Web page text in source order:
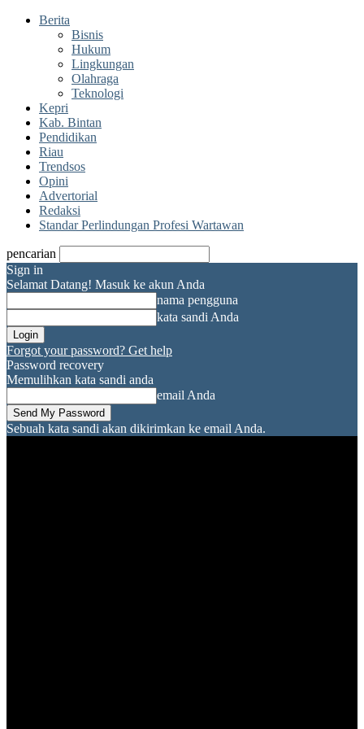
Berita
Bisnis
Hukum
Lingkungan
Olahraga
Teknologi
Kepri
Kab. Bintan
Pendidikan
Riau
Trendsos
Opini
Advertorial
Redaksi
Standar Perlindungan Profesi Wartawan
pencarian
Sign in
Selamat Datang! Masuk ke akun Anda
nama pengguna
kata sandi Anda
Forgot your password? Get help
Password recovery
Memulihkan kata sandi anda
email Anda
Sebuah kata sandi akan dikirimkan ke email Anda.